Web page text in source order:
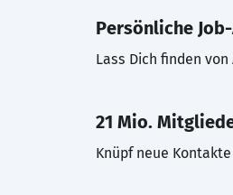
Persönliche
Lass Dich finden
21 Mio.
Knüpf neue